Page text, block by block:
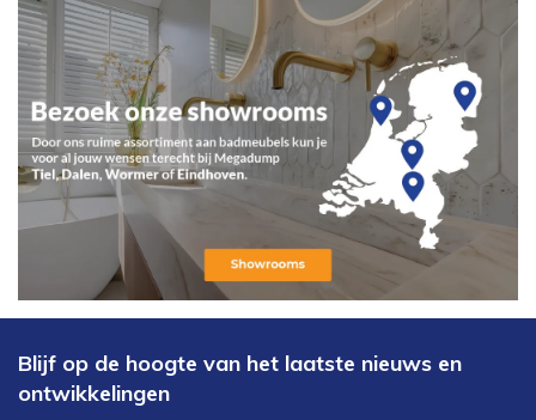
Blijf op de hoogte van het laatste nieuws en
ontwikkelingen